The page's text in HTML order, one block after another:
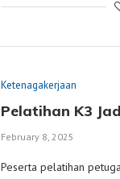
Ketenagakerjaan
Pelatihan K3
February 8, 2025
Peserta pelatihan